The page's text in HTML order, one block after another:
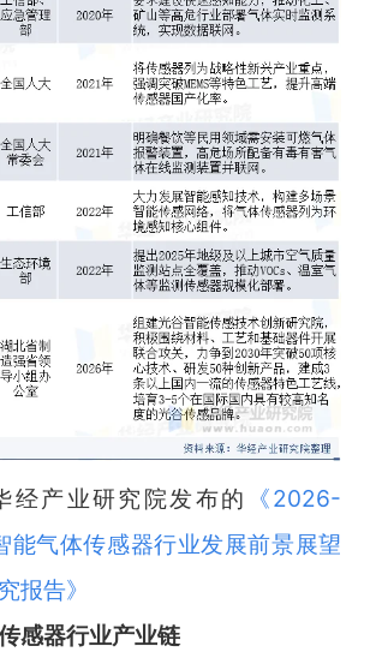
经产业研究院发布的 《2026-
能气体传感器行业发展前景展望
报告》
感器行业产业链